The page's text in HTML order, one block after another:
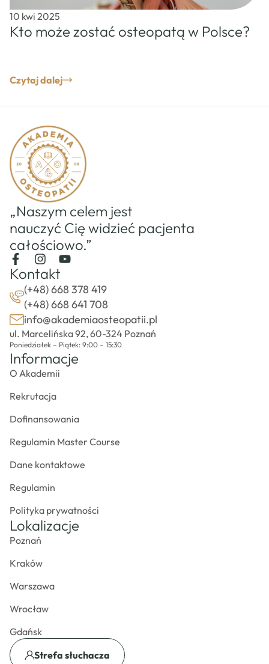
10 kwi 2025
Kto może zostać osteopatą w Polsce?
Czytaj dalej
„Naszym celem jest
nauczyć Cię widzieć pacjenta
całościowo.”
Kontakt
(+48) 668 378 419
(+48) 668 641 708
info@akademiaosteopatii.pl
ul. Marcelińska 92, 60-324 Poznań
Poniedziałek – Piątek: 9:00 – 15:30
Informacje
O Akademii
Rekrutacja
Dofinansowania
Regulamin Master Course
Dane kontaktowe
Regulamin
Polityka prywatności
Lokalizacje
Poznań
Kraków
Warszawa
Wrocław
Gdańsk
Strefa słuchacza